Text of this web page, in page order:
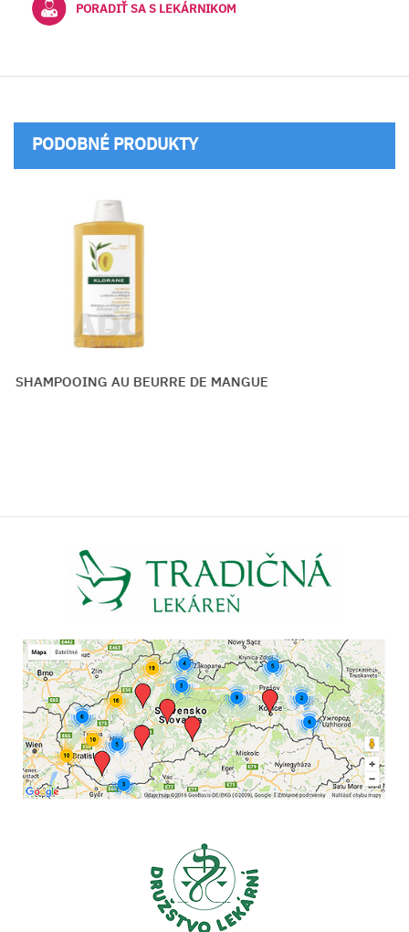
PORADIŤ SA S LEKÁRNIKOM
PODOBNÉ PRODUKTY
AU BEURRE DE MANGUE